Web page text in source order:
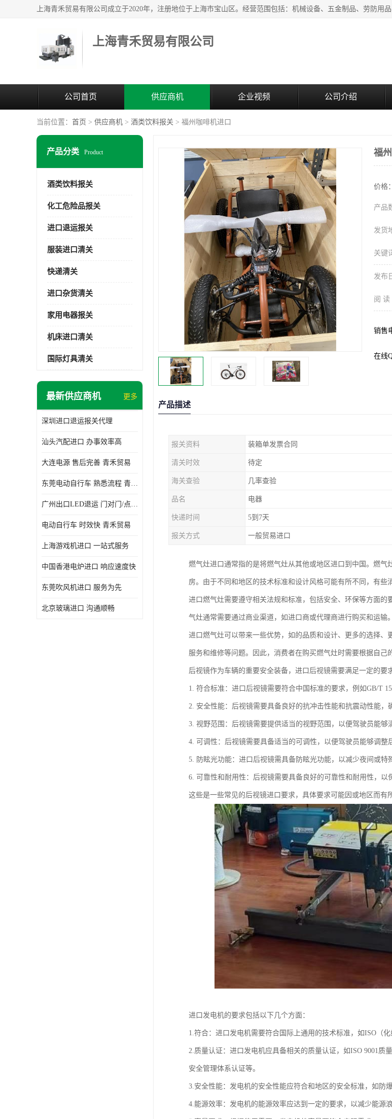
上海青禾贸易有限公司
公司首页 供应商机 企业视频 公司介绍
当前位置： 首页 > 供应商机 > 酒类饮料报关 > 福州咖啡机进口
产品分类 Product
酒类饮料报关
化工危险品报关
进口退运报关
服装进口清关
快递清关
进口杂货清关
家用电器报关
机床进口清关
国际灯具清关
最新供应商机 更多
深圳进口退运报关代理
汕头汽配进口 办事效率高
大连电源 售后完善 青禾贸易
东莞电动自行车 熟悉流程 青禾贸易
广州出口LED退运 门对门/点对点
电动自行车 时效快 青禾贸易
上海游戏机进口 一站式服务
中国香港电炉进口 响应速度快
东莞吹风机进口 服务为先
北京玻璃进口 沟通顺畅
福
价格：
产品
发货
关键
发布
阅 读
销售
在线
产品描述
报关资料 装箱单发票合同
清关时效 待定
海关查验 几率查验
品名 电器
快递时间 5到7天
报关方式 一般贸易进口
燃气灶进口通常指的是将燃气灶从其他或地区进口到中国。燃
房。由于不同和地区的技术标准和设计风格可能有所不同，有些
进口燃气灶需要遵守相关法规和标准，包括安全、环保等方面
气灶通常需要通过商业渠道，如进口商或代理商进行购买和运输
进口燃气灶可以带来一些优势，如的品质和设计、更多的选择
服务和维修等问题。因此，消费者在购买燃气灶时需要根据自己
后视镜作为车辆的重要安全装备，进口后视镜需要满足一定的要
1. 符合标准：进口后视镜需要符合中国标准的要求，例如GB/T
2. 安全性能：后视镜需要具备良好的抗冲击性能和抗震动性能，
3. 视野范围：后视镜需要提供适当的视野范围，以便驾驶员能够
4. 可调性：后视镜需要具备适当的可调性，以便驾驶员能够调整
5. 防眩光功能：进口后视镜需具备防眩光功能，以减少夜间或特
6. 可靠性和耐用性：后视镜需要具备良好的可靠性和耐用性，以
这些是一些常见的后视镜进口要求，具体要求可能因或地区而有
进口发电机的要求包括以下几个方面：
1.符合：进口发电机需要符合国际上通用的技术标准，如ISO（
2.质量认证：进口发电机应具备相关的质量认证，如ISO 9001质
安全管理体系认证等。
3.安全性能：发电机的安全性能应符合和地区的安全标准，如防
4.能源效率：发电机的能源效率应达到一定的要求，以减少能源浪